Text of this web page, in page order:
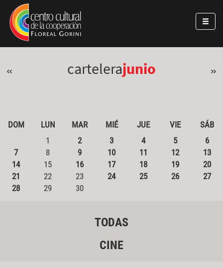
Pasar al contenido principal
Jump to main content
« cartelerajunio »
DOM LUN MAR MIÉ JUE VIE
SÁB
1
2 3 4 5
6
7
8 9 10 11 12
13
14
15 16 17 18 19
20
21
22 23 24 25 26
27
28
29 30
TODAS
CINE